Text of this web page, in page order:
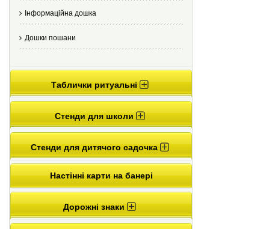
Інформаційна дошка
Дошки пошани
Таблички ритуальні
Стенди для школи
Стенди для дитячого садочка
Настінні карти на банері
Дорожні знаки